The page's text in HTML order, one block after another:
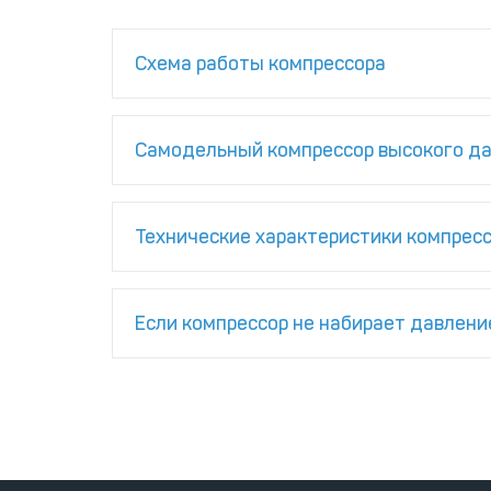
Схема работы компрессора
Самодельный компрессор высокого
Технические характеристики
Если компрессор не набирает